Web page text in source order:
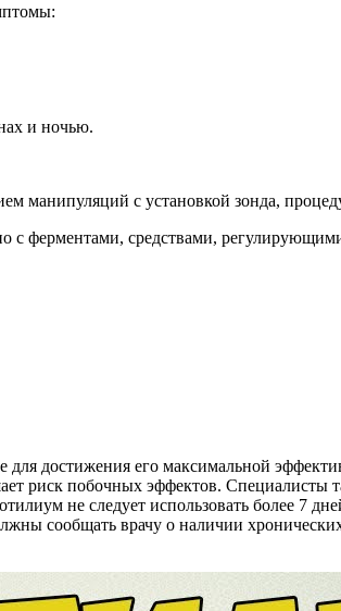
и ночью.
с установкой зонда,
ферментами, средствами,
достижения его максимальной
риск побочных эффектов. Специалисты
не следует использовать более 7
сообщать врачу о наличии